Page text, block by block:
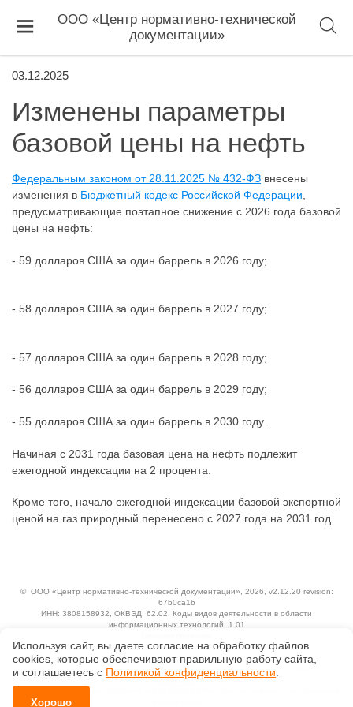
ООО «Центр нормативно-технической
документации»
03.12.2025
Изменены параметры
базовой цены на нефть
Федеральным законом от 28.11.2025 № 432-ФЗ внесены
изменения в Бюджетный кодекс Российской Федерации
предусматривающие поэтапное снижение с 2026 года базовой
цены на нефть:
- 59 долларов США за один баррель в 2026 году;
- 58 долларов США за один баррель в 2027 году;
- 57 долларов США за один баррель в 2028 году;
- 56 долларов США за один баррель в 2029 году;
- 55 долларов США за один баррель в 2030 году.
Начиная с 2031 года базовая цена на нефть подлежит
ежегодной индексации на 2 процента.
Кроме того, начало ежегодной индексации базовой экспортной
ценой на газ природный перенесено с 2027 года на 2031 год.
© ООО «Центр нормативно-технической документации» , 2026, v2.12.20 revision:
67b0ca1b
ИНН: 3808158932, ОКВЭД: 62.02, Коды видов деятельности в области
информационных технологий: 1.01
Технологии
Исключительные авторские и смежные права принадлежат АО «Кодекс».
Положение по обработке и защите персональных данных
Справка о регистрации продуктов АО «Кодекс» в Реестре российского программного
Используя сайт, вы даете согласие на обработку файлов
сооkiеs, которые обеспечивают правильную работу сайта,
и соглашаетесь с Политикой конфиденциальности
Хорошо